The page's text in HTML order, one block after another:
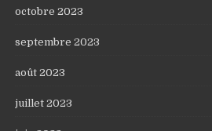
octobre 2023
septembre 2023
août 2023
juillet 2023